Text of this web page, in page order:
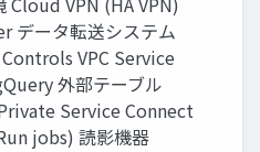
データ転送システム
VPC Service
外部テーブル
Service Connect
jobs) 読影機器